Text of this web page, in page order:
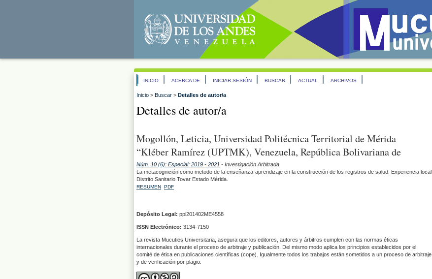
INICIO ACERCA DE INICIAR SESIÓN BUSCAR ACTUAL ARCHIVOS
Inicio > Buscar > Detalles de autor/a
Detalles de autor/a
Mogollón, Leticia, Universidad Politécnica Territorial de Mérida
“Kléber Ramírez (UPTMK), Venezuela, República Bolivariana de
Núm. 10 (6): Especial: 2019 - 2021 - Investigación Arbitrada
La metacognición como metodo de la enseñanza-aprendizaje en la construcción de los registros de salud. Experiencia local
Distrito Sanitario Tovar Estado Mérida.
RESUMEN PDF
Depósito Legal: ppi201402ME4558
ISSN Electrónico: 3134-7150
La revista Mucuties Universitaria, asegura que los editores, autores y árbitros cumplen con las normas éticas
internacionales durante el proceso de arbitraje y publicación. Del mismo modo aplica los principios establecidos por el
comité de ética en publicaciones científicas (cope). Igualmente todos los trabajos están sometidos a un proceso de arbitraje
y de verificación por plagio.